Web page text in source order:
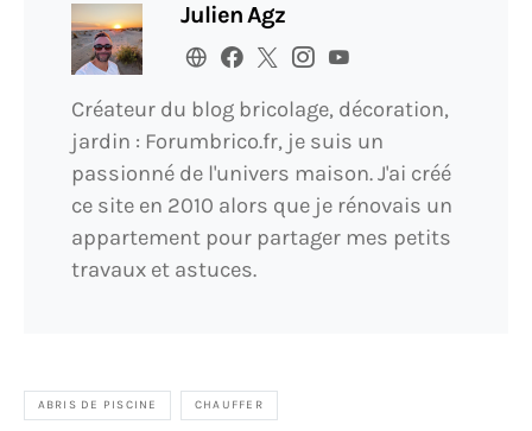
Julien Agz
Créateur du blog bricolage, décoration,
jardin : Forumbrico.fr, je suis un
passionné de l'univers maison. J'ai créé
ce site en 2010 alors que je rénovais un
appartement pour partager mes petits
travaux et astuces.
ABRIS DE PISCINE CHAUFFER